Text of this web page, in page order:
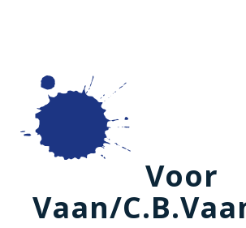
Voor
Vaan/